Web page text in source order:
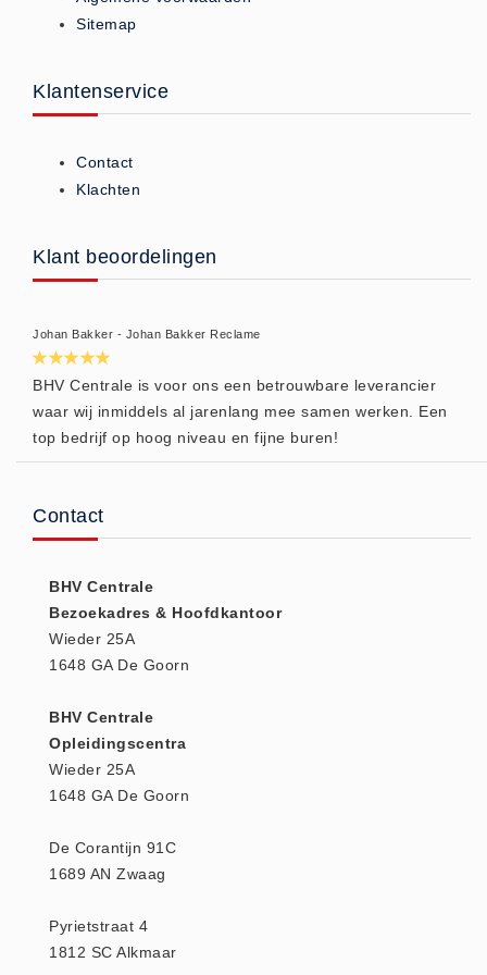
Brandmelders - Algemeen (1)
Brandvertragend (9)
Brandwondmaterialen -
Algemeen (9)
CO2 meters (0)
Corona maatregelen
COVID-19 artikelen
COVID-19 artikelen (0)
Drogisterij
Desinfectants (6)
Huidverzorging (5)
Overige (1)
Spieren en gewrichten (0)
Teken - Beten sets (5)
Eerste Hulp Paneel
Eerste Hulp Paneel (0)
Evacuatie
Noodkoffer (0)
Noodverlichting (1)
Zaklampen (9)
Sitemap
Klantenservice
Contact
Klachten
Klant beoordelingen
Johan Bakker - Johan Bakker Reclame
BHV Centrale is voor ons een betrouwbare leverancier
waar wij inmiddels al jarenlang mee samen werken. Een
top bedrijf op hoog niveau en fijne buren!
Contact
BHV Centrale
Bezoekadres & Hoofdkantoor
Wieder 25A
1648 GA De Goorn
BHV Centrale
Opleidingscentra
Wieder 25A
1648 GA De Goorn
De Corantijn 91C
1689 AN Zwaag
Pyrietstraat 4
1812 SC Alkmaar